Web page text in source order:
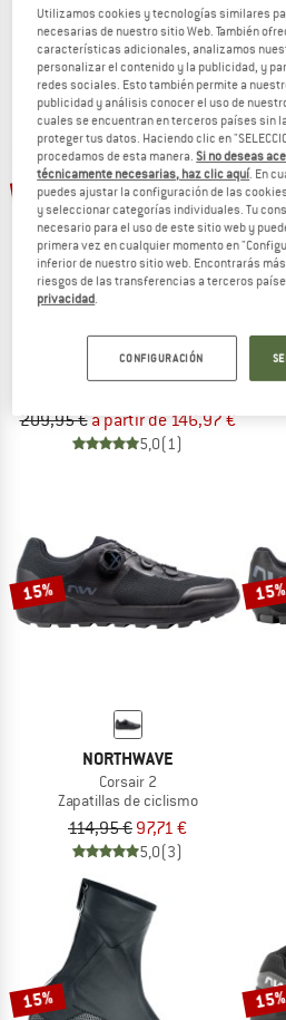
119,95 € 101,96 €
(0)
hasta un 30%
NORTHWAVE
209,95 € a partir de 146,97 €
5,0(1)
15%
NORTHWAVE
Corsair 2
Zapatillas de ciclismo
114,95 € 97,71 €
5,0(3)
15%
15% 15%
Utilizamos cookies y tecnologías similares
necesarias de nuestro sitio Web. También
características adicionales, analizamos
personalizar el contenido y la publicidad, y
redes sociales. Esto también permite a
publicidad y análisis conocer el uso de
cuales se encuentran en terceros países sin
proteger tus datos. Haciendo clic en
procedamos de esta manera.Si no deseas
técnicamente necesarias, haz clic aquí. En
puedes ajustar la configuración de las cookies
y seleccionar categorías individuales. Tu
necesario para el uso de este sitio web y
primera vez en cualquier momento en
inferior de nuestro sitio web. Encontrarás
riesgos de las transferencias a terceros
privacidad.
CONFIGURACIÓN